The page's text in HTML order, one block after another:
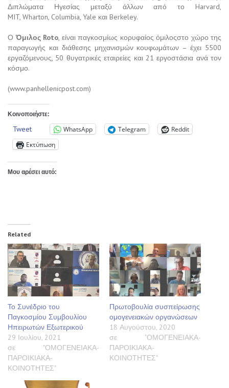
Διπλώματα Ηγεσίας μεταξύ άλλων από το Harvard,
MIT, Wharton, Columbia, Yale και Berkeley.
Ο ΌμιλοςRoto, είναι παγκοσμίως κορυφαίος όμιλοςστο χώρο της
παραγωγής και διάθεσης μηχανισμών κουφωμάτων – έχει 5500
εργαζόμενους, 50 θυγατρικές εταιρείες και 21 εργοστάσια ανά τον
κόσμο.
(www.panhellenicpost.com)
Κοινοποιήστε:
Tweet WhatsApp Telegram
Reddit
Εκτύπωση
Μου αρέσει αυτό:
Related
Το Συνέδριο του
Παγκοσμίου Συμβουλίου
Ηπειρωτών Εξωτερικού
29 Ιουλίου, 2021
σε "ΟΜΟΓΕΝΕΙΑΚΑ-
ΠΑΡΟΙΚΙΑΚΑ-
ΚΟΙΝΟΤΗΤΕΣ"
Πρωτοβουλία συσπείρωσης
ομογενειακών οργανώσεων
18 Αυγούστου, 2020
σε "ΟΜΟΓΕΝΕΙΑΚΑ-
ΠΑΡΟΙΚΙΑΚΑ-
ΚΟΙΝΟΤΗΤΕΣ"